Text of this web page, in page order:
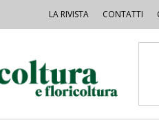
LA RIVISTA CONTATTI